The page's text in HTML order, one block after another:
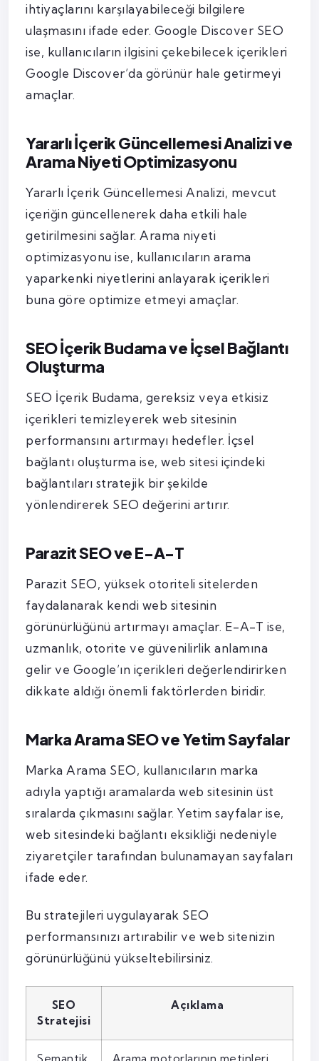
ihtiyaçlarını karşılayabileceği bilgilere
ulaşmasını ifade eder. Google Discover SEO
ise, kullanıcıların ilgisini çekebilecek içerikleri
Google Discover’da görünür hale getirmeyi
amaçlar.
Yararlı İçerik Güncellemesi Analizi ve
Arama Niyeti Optimizasyonu
Yararlı İçerik Güncellemesi Analizi, mevcut
içeriğin güncellenerek daha etkili hale
getirilmesini sağlar. Arama niyeti
optimizasyonu ise, kullanıcıların arama
yaparkenki niyetlerini anlayarak içerikleri
buna göre optimize etmeyi amaçlar.
SEO İçerik Budama ve İçsel Bağlantı
Oluşturma
SEO İçerik Budama, gereksiz veya etkisiz
içerikleri temizleyerek web sitesinin
performansını artırmayı hedefler. İçsel
bağlantı oluşturma ise, web sitesi içindeki
bağlantıları stratejik bir şekilde
yönlendirerek SEO değerini artırır.
Parazit SEO ve E-A-T
Parazit SEO, yüksek otoriteli sitelerden
faydalanarak kendi web sitesinin
görünürlüğünü artırmayı amaçlar. E-A-T ise,
uzmanlık, otorite ve güvenilirlik anlamına
gelir ve Google’ın içerikleri değerlendirirken
dikkate aldığı önemli faktörlerden biridir.
Marka Arama SEO ve Yetim Sayfalar
Marka Arama SEO, kullanıcıların marka
adıyla yaptığı aramalarda web sitesinin üst
sıralarda çıkmasını sağlar. Yetim sayfalar ise,
web sitesindeki bağlantı eksikliği nedeniyle
ziyaretçiler tarafından bulunamayan sayfaları
ifade eder.
Bu stratejileri uygulayarak SEO
performansınızı artırabilir ve web sitenizin
görünürlüğünü yükseltebilirsiniz.
SEO
Stratejisi
Açıklama